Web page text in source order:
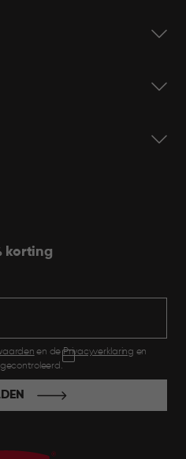
korting
en dePrivacyverklaring en